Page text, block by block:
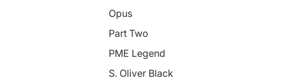
Opus
Part Two
PME Legend
S. Oliver Black